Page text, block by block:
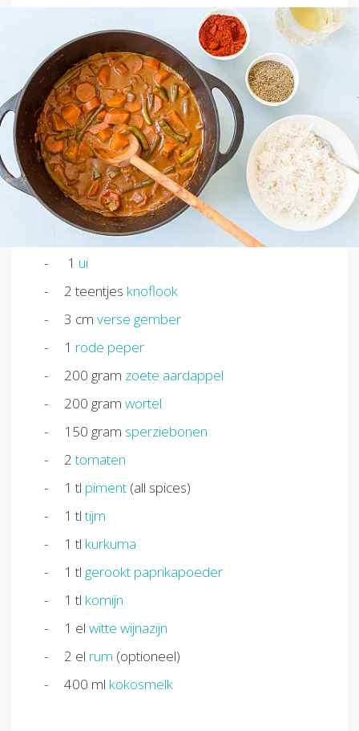
1 ui
2 teentjes knoflook
3 cm verse gember
1 rode peper
200 gram zoete aardappel
200 gram wortel
150 gram sperziebonen
2 tomaten
1 tl piment (all spices)
1 tl tijm
1 tl kurkuma
1 tl gerookt paprikapoeder
1 tl komijn
1 el witte wijnazijn
2 el rum (optioneel)
400 ml kokosmelk